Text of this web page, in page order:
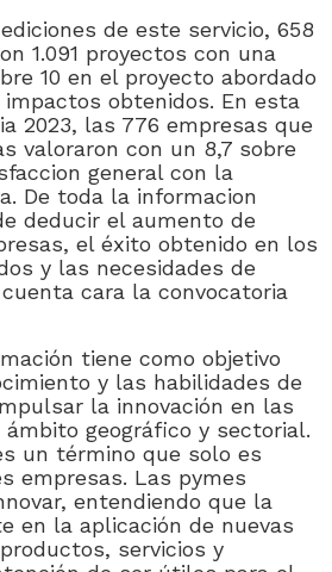
de este servicio, 658
1.091 proyectos con una
10 en el proyecto abordado
obtenidos. En esta
2023, las 776 empresas que
valoraron con un 8,7 sobre
general con la
De toda la informacion
deducir el aumento de
el éxito obtenido en los
y las necesidades de
cara la convocatoria
tiene como objetivo
y las habilidades de
la innovación en las
geográfico y sectorial.
un término que solo es
empresas. Las pymes
entendiendo que la
en la aplicación de nuevas
servicios y